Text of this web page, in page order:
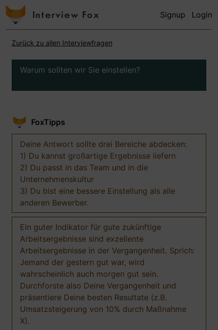
Signup Login
Zurück zu allen Interviewfragen
Warum sollten wir Sie einstellen?
FoxTipps
Deine Antwort sollte drei Bereiche abdecken:
1) Du kannst großartige Ergebnisse liefern
2) Du passt in das Team und in die
Unternehmenskultur
3) Du bist eine bessere Einstellung als alle
anderen Bewerber.
Ein guter Indikator für gute zukünftige
Arbeitsergebnisse sind exzellente
Arbeitsergebnisse in der Vergangenheit. Sprich:
Jemand der gestern gut war, wird
wahrscheinlich auch morgen gut sein.
Durchforste also Deine Vergangenheit und
präsentiere Deine besten Resultate (z.B.
Umsatzsteigerung von 10% durch Maßnahme
X).